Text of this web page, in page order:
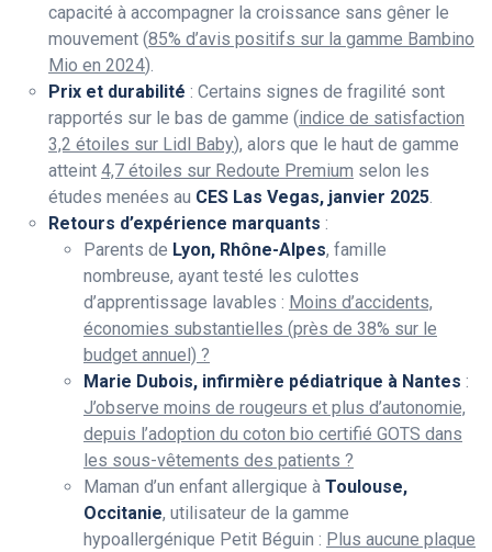
capacité à accompagner la croissance sans gêner le
mouvement (85% d’avis positifs sur la gamme Bambino
Mio en 2024).
Prix et durabilité : Certains signes de fragilité sont
rapportés sur le bas de gamme (indice de satisfaction
3,2 étoiles sur Lidl Baby), alors que le haut de gamme
atteint 4,7 étoiles sur Redoute Premium selon les
études menées au CES Las Vegas, janvier 2025
Retours d’expérience marquants :
Parents de Lyon, Rhône-Alpes, famille
nombreuse, ayant testé les culottes
d’apprentissage lavables : Moins d’accidents,
économies substantielles (près de 38% sur le
budget annuel) ?
Marie Dubois, infirmière pédiatrique à Nantes :
J’observe moins de rougeurs et plus d’autonomie,
depuis l’adoption du coton bio certifié GOTS dans
les sous-vêtements des patients ?
Maman d’un enfant allergique à Toulouse,
Occitanie, utilisateur de la gamme
hypoallergénique Petit Béguin : Plus aucune plaque